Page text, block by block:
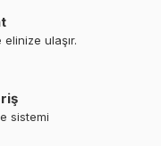
ulaşır.
sistemi